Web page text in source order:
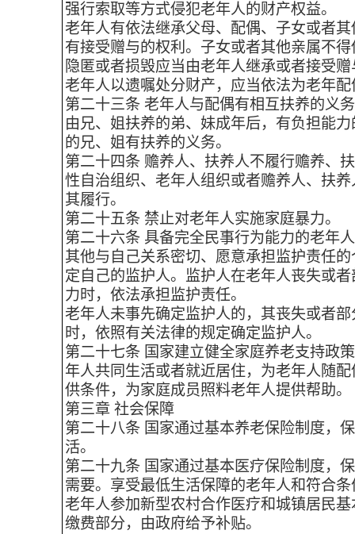
强行索取等方式侵犯老年人的财产权益。
老年人有依法继承父母、配偶、子女或者
有接受赠与的权利。子女或者其他亲属不
隐匿或者损毁应当由老年人继承或者接受
老年人以遗嘱处分财产，应当依法为老年
第二十三条 老年人与配偶有相互扶养的义
由兄、姐扶养的弟、妹成年后，有负担能
的兄、姐有扶养的义务。
第二十四条 赡养人、扶养人不履行赡养、
性自治组织、老年人组织或者赡养人、扶
其履行。
第二十五条 禁止对老年人实施家庭暴力。
第二十六条 具备完全民事行为能力的老年
其他与自己关系密切、愿意承担监护责任
定自己的监护人。监护人在老年人丧失或
力时，依法承担监护责任。
老年人未事先确定监护人的，其丧失或者
时，依照有关法律的规定确定监护人。
第二十七条 国家建立健全家庭养老支持政
年人共同生活或者就近居住，为老年人随
供条件，为家庭成员照料老年人提供帮助。
第三章 社会保障
第二十八条 国家通过基本养老保险制度，
活。
第二十九条 国家通过基本医疗保险制度，
需要。享受最低生活保障的老年人和符合
老年人参加新型农村合作医疗和城镇居民
缴费部分，由政府给予补贴。